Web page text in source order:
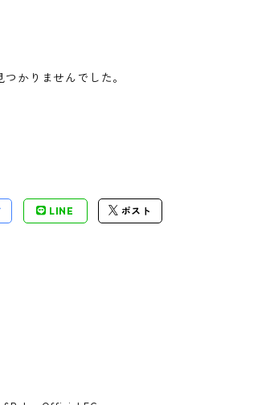
かりませんでした。
LINE ポスト